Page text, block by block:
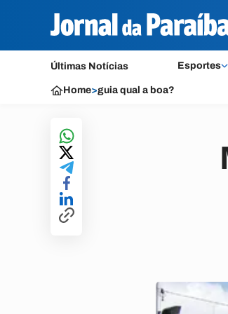
Últimas Notícias Esportes
Home>guia qual a boa?